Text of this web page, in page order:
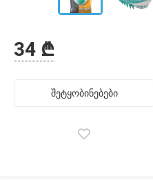
34 ₾
შეტყობინებები